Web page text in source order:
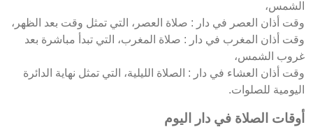
الشمس،
وقت أذان العصر في دار : صلاة العصر، التي تمثل وقت بعد الظهر،
وقت أذان المغرب في دار : صلاة المغرب، التي تبدأ مباشرة بعد
غروب الشمس،
وقت أذان العشاء في دار : الصلاة الليلية، التي تمثل نهاية الدائرة
اليومية للصلوات.
أوقات الصلاة في دار اليوم